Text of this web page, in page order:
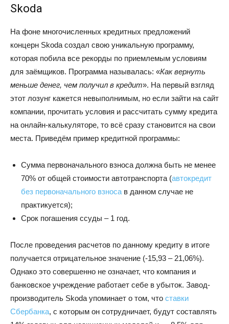
Skoda
На фоне многочисленных кредитных предложений
концерн Skoda создал свою уникальную программу,
которая побила все рекорды по приемлемым условиям
для заёмщиков. Программа называлась: «Как вернуть
меньше денег, чем получил в кредит». На первый взгляд
этот лозунг кажется невыполнимым, но если зайти на сайт
компании, прочитать условия и рассчитать сумму кредита
на онлайн-калькуляторе, то всё сразу становится на свои
места. Приведём пример кредитной программы:
Сумма первоначального взноса должна быть не менее
70% от общей стоимости автотранспорта (автокредит
без первоначального взноса в данном случае не
практикуется);
Срок погашения ссуды – 1 год.
После проведения расчетов по данному кредиту в итоге
получается отрицательное значение (-15,93 – 21,06%).
Однако это совершенно не означает, что компания и
банковское учреждение работает себе в убыток. Завод-
производитель Skoda упоминает о том, что ставки
Сбербанка, с которым он сотрудничает, будут составлять